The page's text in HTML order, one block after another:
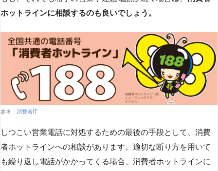
ホットラインに相談するのも良いでしょう。
参考： 消費者庁
しつこい営業電話に対処するための最後の手段として、消費
者ホットラインへの相談があります。適切な断り方を用いて
も繰り返し電話がかかってくる場合、消費者ホットラインに